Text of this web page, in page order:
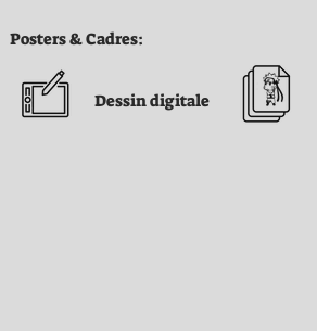
Dessin digitale
Posters & Cadres: